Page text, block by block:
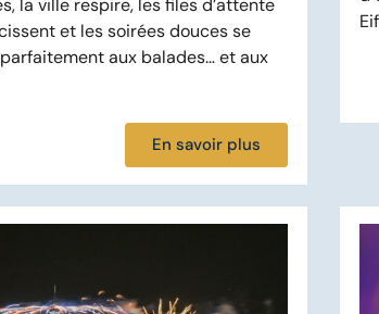
la ville respire, les files d’attente
et les soirées douces se
aux balades… et aux
En savoir plus